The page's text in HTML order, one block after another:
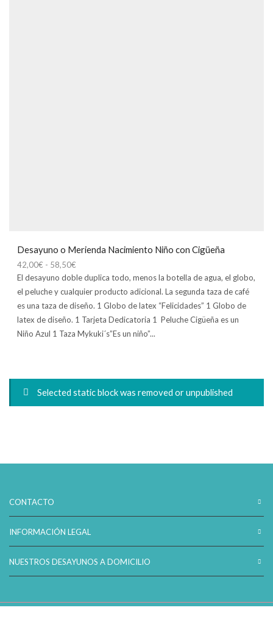
Desayuno o Merienda Nacimiento Niño con Cigüeña
42,00€ - 58,50€
de
precios:
desde
42,00€
hasta
58,50€
El desayuno doble duplica todo, menos la botella de agua, el globo,
el peluche y cualquier producto adicional. La segunda taza de café
es una taza de diseño. 1 Globo de latex “Felicidades” 1 Globo de
latex de diseño. 1 Tarjeta Dedicatoria 1 Peluche Cigüeña es un
Niño Azul 1 Taza Mykuki´s”Es un niño”...
Selected static block was removed or unpublished
CONTACTO
INFORMACIÓN LEGAL
NUESTROS DESAYUNOS A DOMICILIO